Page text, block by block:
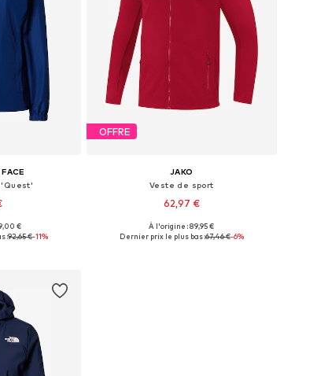
'Quest'
+3
XS, S
€
:92,65 €-11%
OFFRE
JAKO
Veste de sport
62,97 €
Tailles disponibles: M, L
À l'origine : 89,95 €
Dernier prix le plus bas :67,46 €-6%